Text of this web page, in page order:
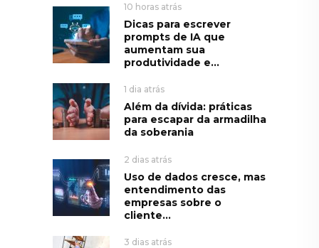
10 horas atrás
Dicas para escrever
prompts de IA que
aumentam sua
produtividade e...
1 dia atrás
Além da dívida: práticas
para escapar da armadilha
da soberania
2 dias atrás
Uso de dados cresce, mas
entendimento das
empresas sobre o
cliente...
3 dias atrás